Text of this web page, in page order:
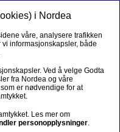
i Nordea
våre, analysere trafikken
informasjonskapsler, både
Ved å velge Godta
fra Nordea og våre
er nødvendige for at
Les mer om
personopplysninger.